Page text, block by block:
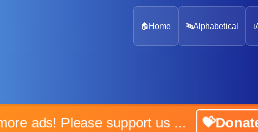
🏠 Home 🔤Alphabetical ℹ️
ads! Please support us ... 💝Donate